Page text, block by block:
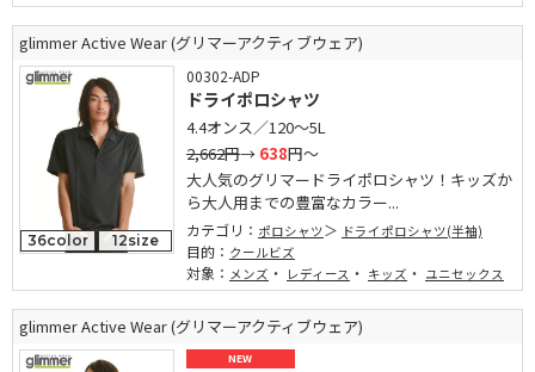
glimmer Active Wear (グリマーアクティブウェア)
36color 12size
00302-ADP
ドライポロシャツ
4.4オンス／120～5L
2,662円→ 638円～
大人気のグリマードライポロシャツ！キッズか
ら大人用までの豊富なカラー...
カテゴリ： ポロシャツ ドライポロシャツ(半袖)
目的： クールビズ
対象： メンズ ・ レディース ・ キッズ ・ ユニセックス
glimmer Active Wear (グリマーアクティブウェア)
NEW